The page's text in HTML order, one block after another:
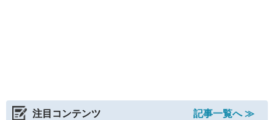
注目コンテンツ
記事一覧へ ≫